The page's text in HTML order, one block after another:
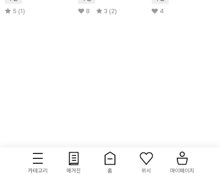
5 (1) 8 3 (2) 4
카테고리 매거진 홈 위시 마이페이지